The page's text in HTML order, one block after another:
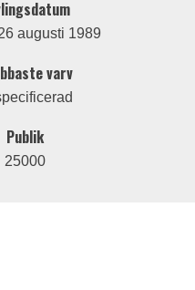
augusti 1989
varv
Publik
25000